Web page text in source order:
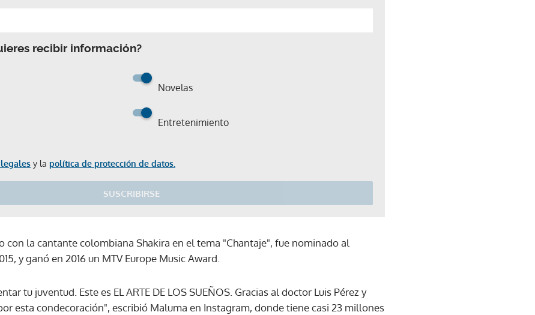
recibir información?
Novelas
Entretenimiento
y la política de protección de datos.
SUSCRIBIRSE
con la cantante colombiana Shakira en el tema "Chantaje", fue nominado al
y ganó en 2016 un MTV Europe Music Award.
tu juventud. Este es EL ARTE DE LOS SUEÑOS. Gracias al doctor Luis Pérez y
esta condecoración", escribió Maluma en Instagram, donde tiene casi 23 millones